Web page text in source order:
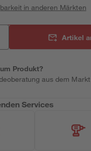
in anderen Märkten
Artikel
Produkt?
aus dem Markt
Services